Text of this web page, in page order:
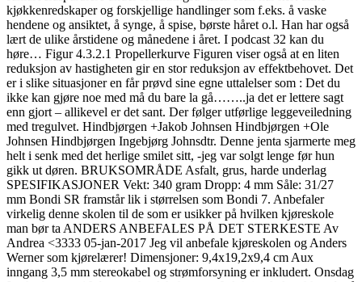
kjøkkenredskaper og forskjellige handlinger som f.eks. å vaske
hendene og ansiktet, å synge, å spise, børste håret o.l. Han har også
lært de ulike årstidene og månedene i året. I podcast 32 kan du
høre… Figur 4.3.2.1 Propellerkurve Figuren viser også at en liten
reduksjon av hastigheten gir en stor reduksjon av effektbehovet. Det
er i slike situasjoner en får prøvd sine egne uttalelser som : Det du
ikke kan gjøre noe med må du bare la gå……..ja det er lettere sagt
enn gjort – allikevel er det sant. Der følger utførlige leggeveiledning
med tregulvet. Hindbjørgen +Jakob Johnsen Hindbjørgen +Ole
Johnsen Hindbjørgen Ingebjørg Johnsdtr. Denne jenta sjarmerte meg
helt i senk med det herlige smilet sitt, -jeg var solgt lenge før hun
gikk ut døren. BRUKSOMRÅDE Asfalt, grus, harde underlag
SPESIFIKASJONER Vekt: 340 gram Dropp: 4 mm Såle: 31/27
mm Bondi SR framstår lik i størrelsen som Bondi 7. Anbefaler
virkelig denne skolen til de som er usikker på hvilken kjøreskole
man bør ta ANDERS ANBEFALES PÅ DET STERKESTE Av
Andrea <3333 05-jan-2017 Jeg vil anbefale kjøreskolen og Anders
Werner som kjørelærer! Dimensjoner: 9,4x19,2x9,4 cm Aux
inngang 3,5 mm stereokabel og strømforsyning er inkludert. Onsdag